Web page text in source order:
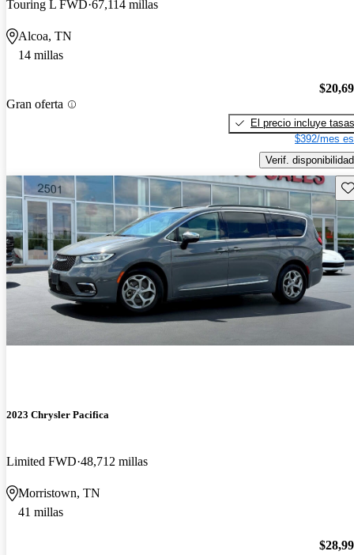
Touring L FWD 67,114 millas
Alcoa, TN
14 millas
Gran oferta
El precio incluye tasas
$392/mes
Verif. disponibilidad
2023 Chrysler Pacifica
Limited FWD 48,712 millas
Morristown, TN
41 millas